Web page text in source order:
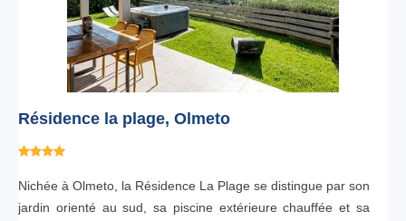
Résidence la plage, Olmeto
Nichée à Olmeto, la Résidence La Plage se distingue par son
jardin orienté au sud, sa piscine extérieure chauffée et sa